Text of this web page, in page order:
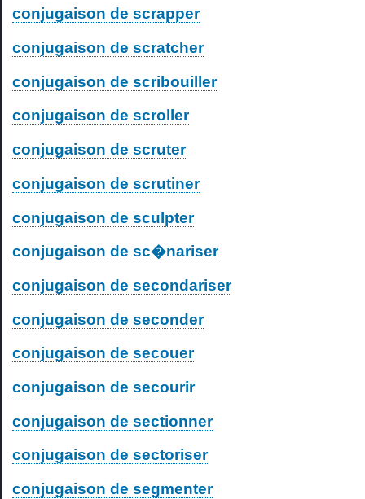
conjugaison de scrapper
conjugaison de scratcher
conjugaison de scribouiller
conjugaison de scroller
conjugaison de scruter
conjugaison de scrutiner
conjugaison de sculpter
conjugaison de sc�nariser
conjugaison de secondariser
conjugaison de seconder
conjugaison de secouer
conjugaison de secourir
conjugaison de sectionner
conjugaison de sectoriser
conjugaison de segmenter